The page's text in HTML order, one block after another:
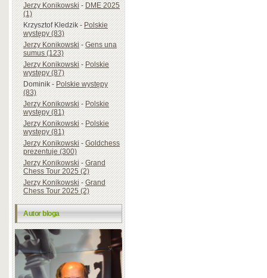
Jerzy Konikowski-DME 2025
(1)
Krzysztof Kledzik-Polskie
występy (83)
Jerzy Konikowski-Gens una
sumus (123)
Jerzy Konikowski-Polskie
występy (87)
Dominik-Polskie występy
(83)
Jerzy Konikowski-Polskie
występy (81)
Jerzy Konikowski-Polskie
występy (81)
Jerzy Konikowski-Goldchess
prezentuje (300)
Jerzy Konikowski-Grand
Chess Tour 2025 (2)
Jerzy Konikowski-Grand
Chess Tour 2025 (2)
Autor bloga